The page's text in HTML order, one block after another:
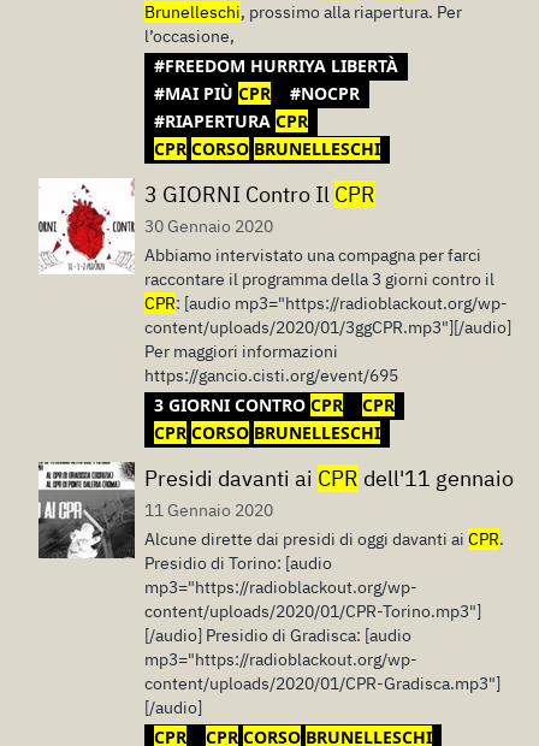
Brunelleschi, prossimo alla riapertura. Per
l’occasione,
#FREEDOM HURRIYA LIBERTÀ
#MAI PIÙ CPR
#NOCPR
#RIAPERTURA CPR
CPR CORSO BRUNELLESCHI
3 GIORNI Contro Il CPR
30 Gennaio 2020
Abbiamo intervistato una compagna per farci
raccontare il programma della 3 giorni contro il
CPR: [audio mp3="https://radioblackout.org/wp-
content/uploads/2020/01/3ggCPR.mp3"][/audio]
Per maggiori informazioni
https://gancio.cisti.org/event/695
3 GIORNI CONTRO CPR
CPR
CPR CORSO BRUNELLESCHI
Presidi davanti ai CPR dell'11 gennaio
11 Gennaio 2020
Alcune dirette dai presidi di oggi davanti ai CPR.
Presidio di Torino: [audio
mp3="https://radioblackout.org/wp-
content/uploads/2020/01/CPR-Torino.mp3"]
[/audio] Presidio di Gradisca: [audio
mp3="https://radioblackout.org/wp-
content/uploads/2020/01/CPR-Gradisca.mp3"]
[/audio]
CPR CPR CORSO BRUNELLESCHI